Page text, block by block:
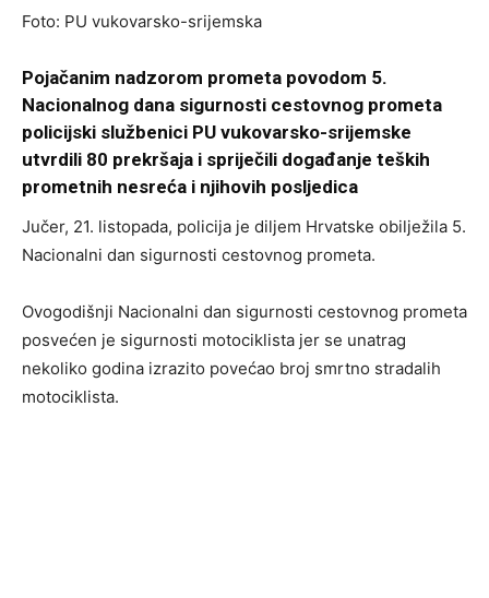
Foto: PU vukovarsko-srijemska
Pojačanim nadzorom prometa povodom 5.
Nacionalnog dana sigurnosti cestovnog prometa
policijski službenici PU vukovarsko-srijemske
utvrdili 80 prekršaja i spriječili događanje teških
prometnih nesreća i njihovih posljedica
Jučer, 21. listopada, policija je diljem Hrvatske obilježila 5.
Nacionalni dan sigurnosti cestovnog prometa.
Ovogodišnji Nacionalni dan sigurnosti cestovnog prometa
posvećen je sigurnosti motociklista jer se unatrag
nekoliko godina izrazito povećao broj smrtno stradalih
motociklista.